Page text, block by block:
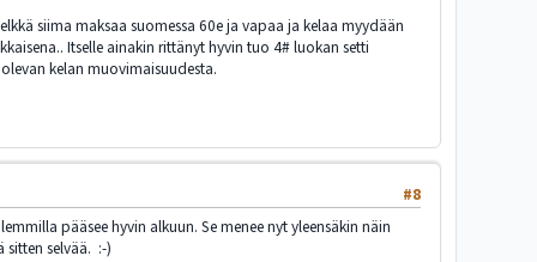
siima maksaa suomessa 60e ja vapaa ja kelaa myydään
Itselle ainakin rittänyt hyvin tuo 4# luokan setti
kelan muovimaisuudesta.
#8
pääsee hyvin alkuun. Se menee nyt yleensäkin näin
selvää. :-)